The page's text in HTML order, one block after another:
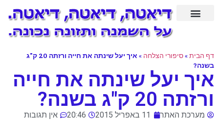
דף הבית»סיפורי הצלחה »
איך יעל שינתה את חייה ורזתה 20 ק"ג
בשנה?
איך יעל שינתה את חייה
ורזתה 20 ק"ג בשנה?
מערכת האתר 11 באפריל 2015 20:46 אין תגובות